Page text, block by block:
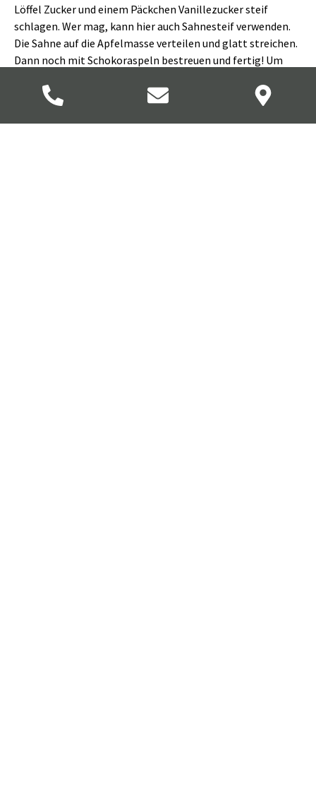
Löffel Zucker und einem Päckchen Vanillezucker steif
schlagen. Wer mag, kann hier auch Sahnesteif verwenden.
Die Sahne auf die Apfelmasse verteilen und glatt streichen.
Dann noch mit Schokoraspeln bestreuen und fertig! Um
vorher mit einem Messer am Rand entlanggefahren
und leichte Apfeltorte genießen.